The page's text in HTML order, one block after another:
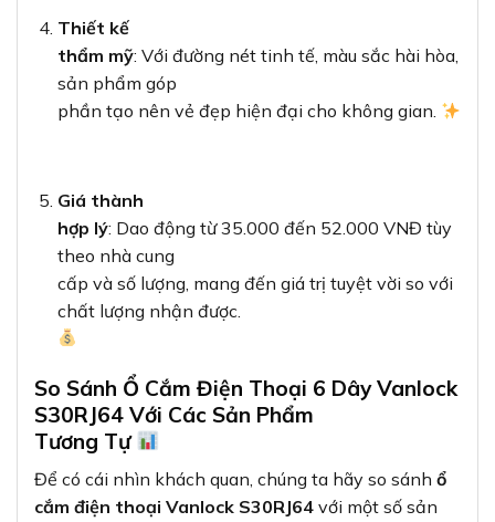
Thiết kế
thẩm mỹ: Với đường nét tinh tế, màu sắc hài hòa,
sản phẩm góp
phần tạo nên vẻ đẹp hiện đại cho không gian.
Giá thành
hợp lý: Dao động từ 35.000 đến 52.000 VNĐ tùy
theo nhà cung
cấp và số lượng, mang đến giá trị tuyệt vời so với
chất lượng nhận được.
So Sánh Ổ Cắm Điện Thoại 6 Dây Vanlock
S30RJ64 Với Các Sản Phẩm
Tương Tự
Để có cái nhìn khách quan, chúng ta hãy so sánh ổ
cắm điện thoại Vanlock S30RJ64 với một số sản